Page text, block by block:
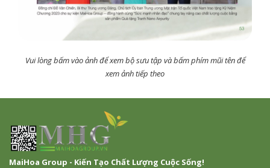
Vui lòng bấm vào ảnh để xem bộ sưu tập và bấm phím mũi tên để
xem ảnh tiếp theo
MaiHoa Group - Kiến Tạo Chất Lượng Cuộc Sống!